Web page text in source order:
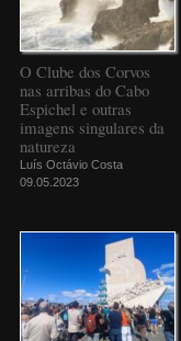
O Clube dos Corvos
nas arribas do Cabo
Espichel e outras
imagens singulares da
natureza
Luís Octávio Costa
09.05.2023